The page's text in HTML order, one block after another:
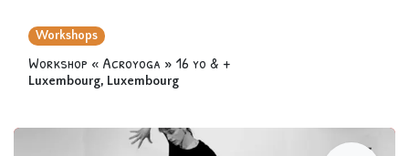
Workshops
Workshop « Acroyoga » 16 yo & +
Luxembourg, Luxembourg